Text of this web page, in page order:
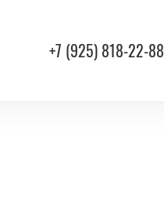
+7 (925) 818-22-88